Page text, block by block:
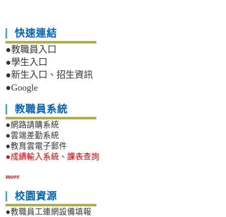
快速連結
●教職員入口
●學生入口
●新生入口、招生資訊
●Google
教職員系統
●網路請購系統
●雲端差勤系統
●教育雲電子郵件
●成績輸入系統、課表查詢
more
校園資源
●教職員工連網設備填報